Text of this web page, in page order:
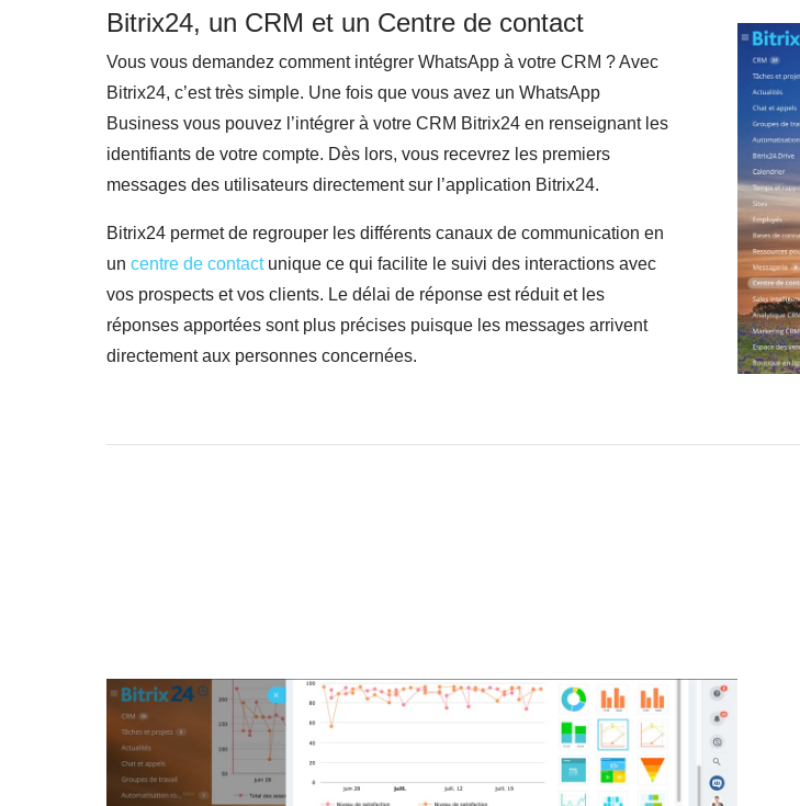
Bitrix24, un CRM et un Centre de contact
Vous vous demandez comment intégrer WhatsApp à votre CRM ? Avec
Bitrix24, c’est très simple. Une fois que vous avez un WhatsApp
Business vous pouvez l’intégrer à votre CRM Bitrix24 en renseignant les
identifiants de votre compte. Dès lors, vous recevrez les premiers
messages des utilisateurs directement sur l’application Bitrix24.
Bitrix24 permet de regrouper les différents canaux de communication en
un centre de contactunique ce qui facilite le suivi des interactions avec
vos prospects et vos clients. Le délai de réponse est réduit et les
réponses apportées sont plus précises puisque les messages arrivent
directement aux personnes concernées.